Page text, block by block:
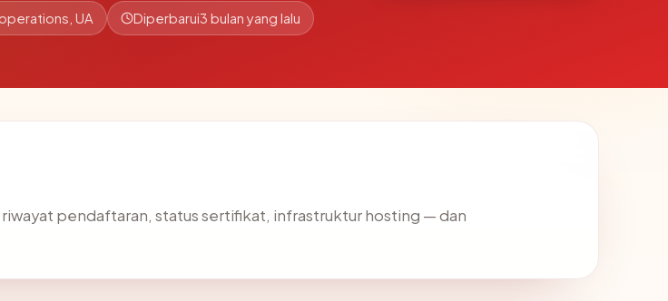
UA Diperbarui3 bulan yang lalu
pendaftaran, status sertifikat, infrastruktur hosting — dan